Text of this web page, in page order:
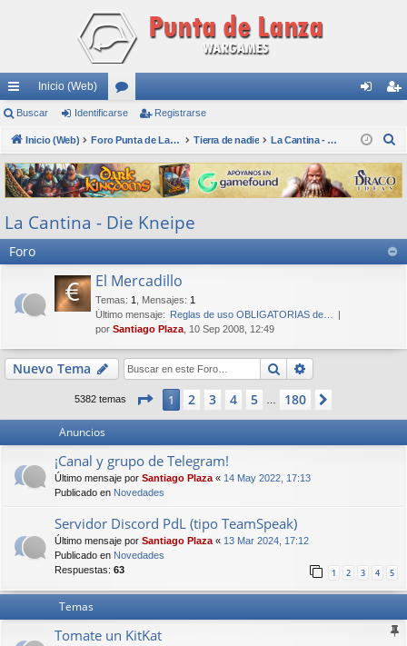
nl
ac
es
rá
pi
do
Inicio (Web)
or
os nti
fic
ar
ist
ra
rs
Buscar Identificarse Registrarse
Inicio (Web) Foro Punta de Lanza Wargames Tierra de nadie La Cantina - Die Kneipe
s
c
r
La Cantina - Die Kneipe
Foro
El Mercadillo
Temas: 1 Mensajes: 1
Último mensaje: Reglas de uso OBLIGATORIAS de…
por Santiago Plaza , 10 Sep 2008, 12:49
Nuevo Tema Buscar
5382 temas Página de 180
1 2 3 4 5 180
Anuncios
¡Canal y grupo de Telegram!
Último mensaje por Santiago Plaza « 14 May 2022, 17:13
Publicado en Novedades
Servidor Discord PdL (tipo TeamSpeak)
Último mensaje por Santiago Plaza « 13 Mar 2024, 17:12
Publicado en Novedades
Respuestas: 63 1 2 3 4 5
Temas
Tomate un KitKat